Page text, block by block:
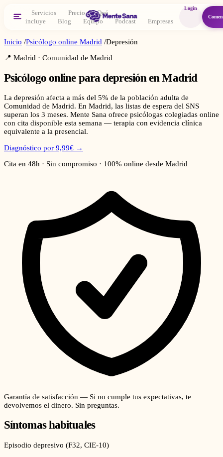
Servicios Precio
Qué
incluye
Blog Equipo Podcast Empresas
Login
Inicio /Psicólogo online Madrid /Depresión
📍 Madrid · Comunidad de Madrid
Psicólogo online para depresión enMadrid
La depresión afecta a más del 5% de la población adulta de
Comunidad de Madrid. En Madrid, las listas de espera del SNS
superan los 3 meses. Mente Sana ofrece psicólogas colegiadas online
con cita disponible esta semana — terapia con evidencia clínica
equivalente a la presencial.
Diagnóstico por 9,99€ →
Cita en 48h · Sin compromiso · 100% online desde Madrid
Garantía de satisfacción — Si no cumple tus expectativas, te
devolvemos el dinero. Sin preguntas.
Síntomas habituales
Episodio depresivo (F32, CIE-10)